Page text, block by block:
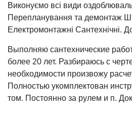
Виконуємо всі види
Перепланування та демонтаж
Електромонтажні Сантехнічні.
Выполняю сантехнические
более 20 лет. Разбираюсь с
необходимости произвожу
Полностью укомплектован
том. Постоянно за рулем и п.